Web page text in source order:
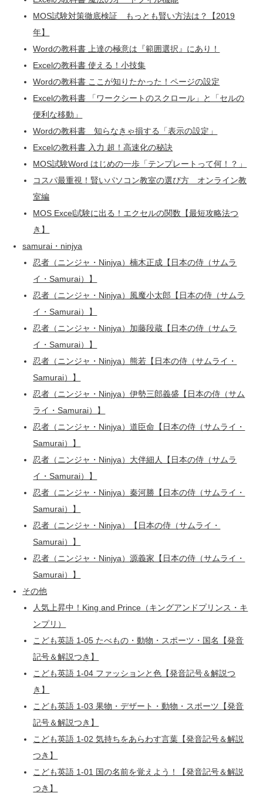
MOS試験対策徹底検証 もっとも賢い方法は？【2019
年】
Wordの教科書 上達の極意は『範囲選択』にあり！
Excelの教科書 使える！小技集
Wordの教科書 ここが知りたかった！ページの設定
Excelの教科書 「ワークシートのスクロール」と「セルの
便利な移動」
Wordの教科書 知らなきゃ損する「表示の設定」
Excelの教科書 入力 超！高速化の秘訣
MOS試験Word はじめの一歩「テンプレートって何！？」
コスパ最重視！賢いパソコン教室の選び方 オンライン教
室編
MOS Excel試験に出る！エクセルの関数【最短攻略法つ
き】
samurai・ninjya
忍者（ニンジャ・Ninjya）楠木正成【日本の侍（サムラ
イ・Samurai）】
忍者（ニンジャ・Ninjya）風魔小太郎【日本の侍（サムラ
イ・Samurai）】
忍者（ニンジャ・Ninjya）加藤段蔵【日本の侍（サムラ
イ・Samurai）】
忍者（ニンジャ・Ninjya）熊若【日本の侍（サムライ・
Samurai）】
忍者（ニンジャ・Ninjya）伊勢三郎義盛【日本の侍（サム
ライ・Samurai）】
忍者（ニンジャ・Ninjya）道臣命【日本の侍（サムライ・
Samurai）】
忍者（ニンジャ・Ninjya）大伴細人【日本の侍（サムラ
イ・Samurai）】
忍者（ニンジャ・Ninjya）秦河勝【日本の侍（サムライ・
Samurai）】
忍者（ニンジャ・Ninjya）【日本の侍（サムライ・
Samurai）】
忍者（ニンジャ・Ninjya）源義家【日本の侍（サムライ・
Samurai）】
その他
人気上昇中！King and Prince（キングアンドプリンス・キ
ンプリ）
こども英語 1-05 たべもの・動物・スポーツ・国名【発音
記号＆解説つき】
こども英語 1-04 ファッションと色【発音記号＆解説つ
き】
こども英語 1-03 果物・デザート・動物・スポーツ【発音
記号＆解説つき】
こども英語 1-02 気持ちをあらわす言葉【発音記号＆解説
つき】
こども英語 1-01 国の名前を覚えよう！【発音記号＆解説
つき】